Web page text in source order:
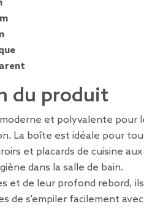
du produit
et polyvalente pour
La boîte est idéale pour
et placards de cuisine
dans la salle de bain.
et de leur profond rebord, ils
de s'empiler facilement